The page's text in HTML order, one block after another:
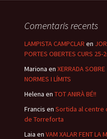
Comentaris recents
LAMPISTA CAMPCLAR en
PORTES OBERTES CURS 25-
Mariona en XERRADA SOBRE
NORMES I LÍMITS
Helena en TOT ANIRÀ BÉ!!
Francis en Sortida al centre
de Torreforta
Laia en VAM XALAR FENT LA